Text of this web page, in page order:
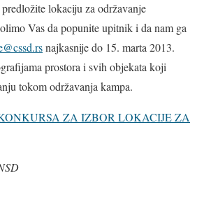
lokaciju za održavanje
Vas da popunite upitnik i da nam ga
najkasnije do 15. marta 2013.
prostora i svih objekata koji
tokom održavanja kampa.
ZA IZBOR LOKACIJE ZA